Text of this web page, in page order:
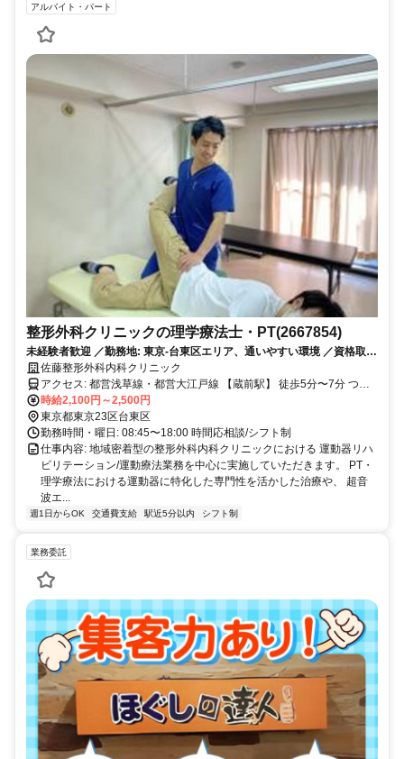
アルバイト・パート
整形外科クリニックの理学療法士・PT(2667854)
未経験者歓迎 ／勤務地: 東京-台東区エリア、通いやすい環境 ／資格取得
支援: キャリアアップの支援あり
佐藤整形外科内科クリニック
アクセス: 都営浅草線・都営大江戸線 【蔵前駅】 徒歩5分〜7分 つく
ばエクスプレス・都営大江戸線【新御徒町駅】 徒歩5分〜7分 JR総武
線 【浅草橋駅】 徒歩8分
時給2,100円～2,500円
東京都東京23区台東区
勤務時間・曜日: 08:45〜18:00 時間応相談/シフト制
仕事内容: 地域密着型の整形外科内科クリニックにおける 運動器リハ
ビリテーション/運動療法業務を中心に実施していただきます。 PT・
理学療法における運動器に特化した専門性を活かした治療や、 超音
波エ...
週1日からOK 交通費支給 駅近5分以内 シフト制
業務委託